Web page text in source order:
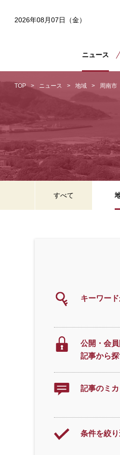
2026年08月07日（金）
ニュース
TOP ニュース 地域 周南市
キーワー
公開・会
記事から
記事のミカ
条件を絞
すべて